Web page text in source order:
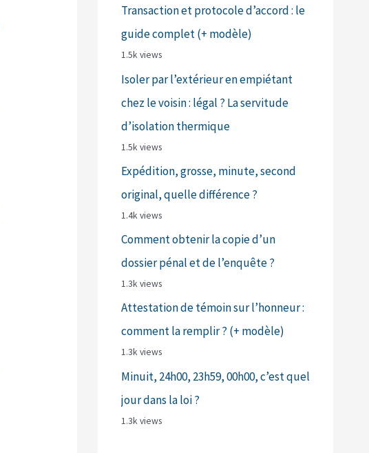
Transaction et protocole d’accord : le
guide complet (+ modèle)
1.5k views
Isoler par l’extérieur en empiétant
chez le voisin : légal ? La servitude
d’isolation thermique
1.5k views
Expédition, grosse, minute, second
original, quelle différence ?
1.4k views
Comment obtenir la copie d’un
dossier pénal et de l’enquête ?
1.3k views
Attestation de témoin sur l’honneur :
comment la remplir ? (+ modèle)
1.3k views
Minuit, 24h00, 23h59, 00h00, c’est quel
jour dans la loi ?
1.3k views